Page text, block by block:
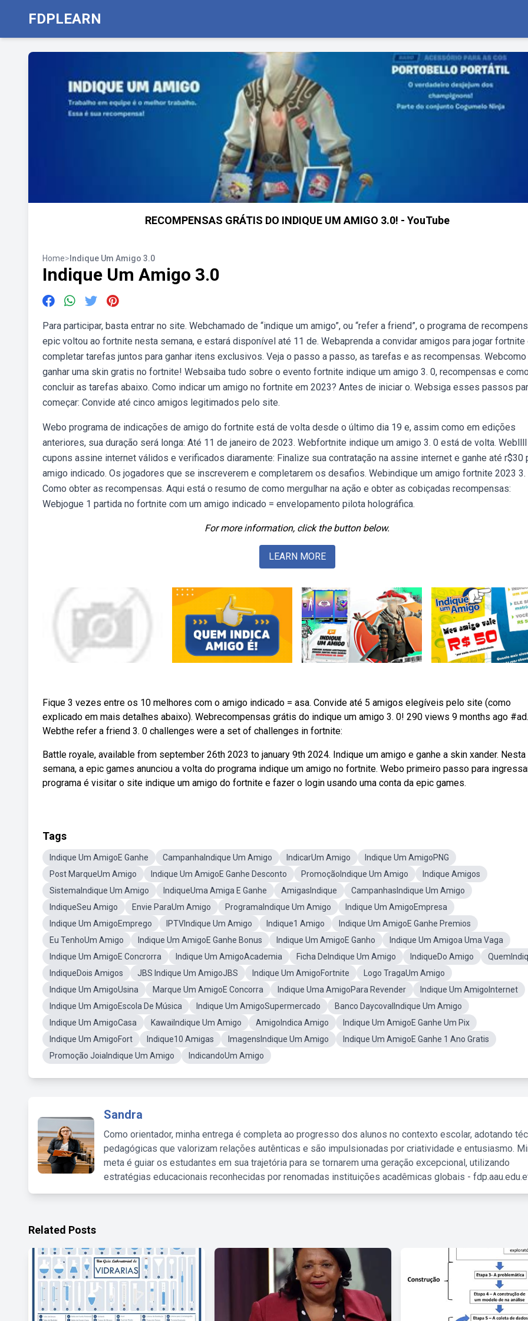
FDPLEARN
RECOMPENSAS GRÁTIS DO INDIQUE UM AMIGO 3.0! - YouTube
Home> Indique Um Amigo 3.0
Indique Um Amigo 3.0
Para participar, basta entrar no site. Webchamado de “indique um amigo”, ou “refer a friend”, o programa de
epic voltou ao fortnite nesta semana, e estará disponível até 11 de. Webaprenda a convidar amigos para jogar fortnite
completar tarefas juntos para ganhar itens exclusivos. Veja o passo a passo, as tarefas e as recompensas. Webcomo
ganhar uma skin gratis no fortnite! Websaiba tudo sobre o evento fortnite indique um amigo 3. 0, recompensas e
concluir as tarefas abaixo. Como indicar um amigo no fortnite em 2023? Antes de iniciar o. Websiga esses passos
começar: Convide até cinco amigos legitimados pelo site.
Webo programa de indicações de amigo do fortnite está de volta desde o último dia 19 e, assim como em edições
anteriores, sua duração será longa: Até 11 de janeiro de 2023. Webfortnite indique um amigo 3. 0 está de volta. Webllll
cupons assine internet válidos e verificados diaramente: Finalize sua contratação na assine internet e ganhe até r$30
amigo indicado. Os jogadores que se inscreverem e completarem os desafios. Webindique um amigo fortnite 2023 3.
Como obter as recompensas. Aqui está o resumo de como mergulhar na ação e obter as cobiçadas recompensas:
Webjogue 1 partida no fortnite com um amigo indicado = envelopamento pilota holográfica.
For more information, click the button below.
LEARN MORE
Fique 3 vezes entre os 10 melhores com o amigo indicado = asa. Convide até 5 amigos elegíveis pelo site (como
explicado em mais detalhes abaixo). Webrecompensas grátis do indique um amigo 3. 0! 290 views 9 months ago #ad.
Webthe refer a friend 3. 0 challenges were a set of challenges in fortnite:
Battle royale, available from september 26th 2023 to january 9th 2024. Indique um amigo e ganhe a skin xander. Nesta
semana, a epic games anunciou a volta do programa indique um amigo no fortnite. Webo primeiro passo para
programa é visitar o site indique um amigo do fortnite e fazer o login usando uma conta da epic games.
Tags
Indique Um AmigoE Ganhe CampanhaIndique Um Amigo IndicarUm Amigo
Indique Um AmigoPNG
Post MarqueUm Amigo
Indique Um AmigoE Ganhe Desconto PromoçãoIndique Um Amigo
Indique Amigos
SistemaIndique Um Amigo
IndiqueUma Amiga E Ganhe AmigasIndique
CampanhasIndique Um Amigo
IndiqueSeu Amigo
Envie ParaUm Amigo ProgramaIndique Um Amigo
Indique Um AmigoEmpresa
Indique Um AmigoEmprego
IPTVIndique Um Amigo Indique1 Amigo
Indique Um AmigoE Ganhe Premios
Eu TenhoUm Amigo
Indique Um AmigoE Ganhe Bonus Indique Um AmigoE Ganho
Indique Um Amigoa Uma Vaga
Indique Um AmigoE Concrorra
Indique Um AmigoAcademia Ficha DeIndique Um Amigo IndiqueDo Amigo
IndiqueDois Amigos
JBS Indique Um AmigoJBS Indique Um AmigoFortnite
Logo TragaUm Amigo
Indique Um AmigoUsina
Marque Um AmigoE Concorra Indique Uma AmigoPara Revender
Indique Um AmigoInternet
Indique Um AmigoEscola De Música
Indique Um AmigoSupermercado
Banco DaycovalIndique Um Amigo
Indique Um AmigoCasa
KawaiIndique Um Amigo AmigoIndica Amigo
Indique Um AmigoE Ganhe Um Pix
Indique Um AmigoFort
Indique10 Amigas ImagensIndique Um Amigo
Indique Um AmigoE Ganhe 1 Ano Gratis
Promoção JoiaIndique Um Amigo
IndicandoUm Amigo
Sandra
Como orientador, minha entrega é completa ao progresso dos alunos no contexto escolar, adotando
pedagógicas que valorizam relações autênticas e são impulsionadas por criatividade e entusiasmo.
meta é guiar os estudantes em sua trajetória para se tornarem uma geração excepcional, utilizando
estratégias educacionais reconhecidas por renomadas instituições acadêmicas globais -
Related Posts